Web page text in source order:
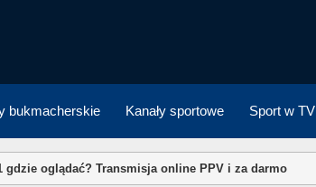
bukmacherskie Kanały sportowe Sport w TV
gdzie oglądać? Transmisja online PPV i za darmo